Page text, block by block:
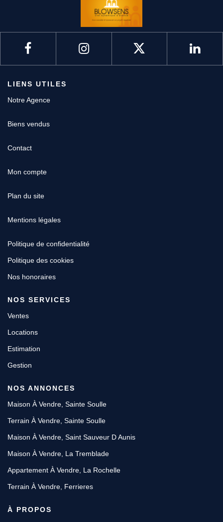
LIENS UTILES
Notre Agence
Biens vendus
Contact
Mon compte
Plan du site
Mentions légales
Politique de confidentialité
Politique des cookies
Nos honoraires
NOS SERVICES
Ventes
Locations
Estimation
Gestion
NOS ANNONCES
Maison À Vendre, Sainte Soulle
Terrain À Vendre, Sainte Soulle
Maison À Vendre, Saint Sauveur D Aunis
Maison À Vendre, La Tremblade
Appartement À Vendre, La Rochelle
Terrain À Vendre, Ferrieres
À PROPOS